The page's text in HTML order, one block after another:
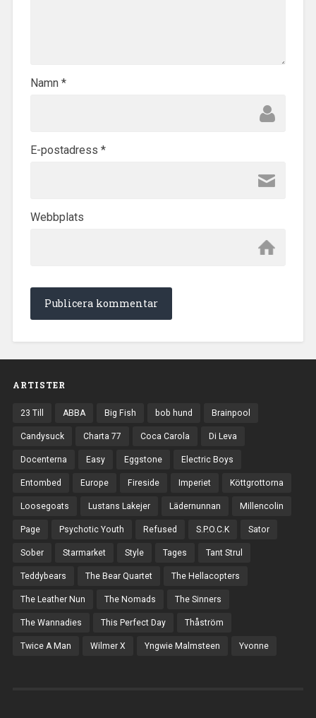
Namn *
E-postadress *
Webbplats
ARTISTER
23 Till ABBA Big Fish bob hund Brainpool
Candysuck Charta 77 Coca Carola Di Leva
Docenterna Easy Eggstone Electric Boys
Entombed Europe Fireside Imperiet Köttgrottorna
Loosegoats Lustans Lakejer Lädernunnan Millencolin
Page Psychotic Youth Refused S.P.O.C.K Sator
Sober Starmarket Style Tages Tant Strul
Teddybears The Bear Quartet The Hellacopters
The Leather Nun The Nomads The Sinners
The Wannadies This Perfect Day Thåström
Twice A Man Wilmer X Yngwie Malmsteen Yvonne